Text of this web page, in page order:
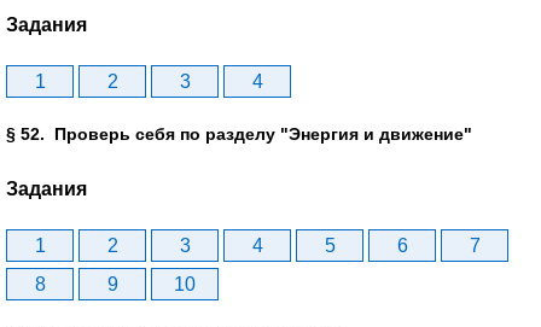
Задания
1 2 3 4
§ 52. Проверь себя по разделу "Энергия и движение"
Задания
1 2 3 4 5 6
7
8
9 10